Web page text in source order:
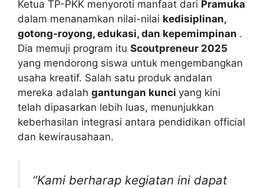
Ketua TP-PKK menyoroti manfaat dari Pramuka
dalam menanamkan nilai-nilai kedisiplinan,
gotong-royong, edukasi, dan kepemimpinan .
Dia memuji program itu Scoutpreneur 2025
yang mendorong siswa untuk mengembangkan
usaha kreatif. Salah satu produk andalan
mereka adalah gantungan kunci yang kini
telah dipasarkan lebih luas, menunjukkan
keberhasilan integrasi antara pendidikan official
dan kewirausahaan.
“Kami berharap kegiatan ini dapat